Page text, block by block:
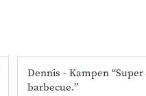
Dennis - Kampen
barbecue.”